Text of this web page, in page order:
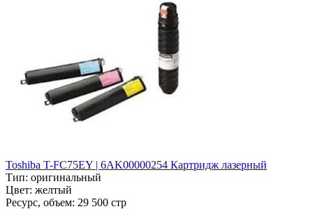
Toshiba T-FC75EY | 6AK00000254 Картридж лазерный
Тип: оригинальный
Цвет: желтый
Ресурс, объем: 29 500 стр